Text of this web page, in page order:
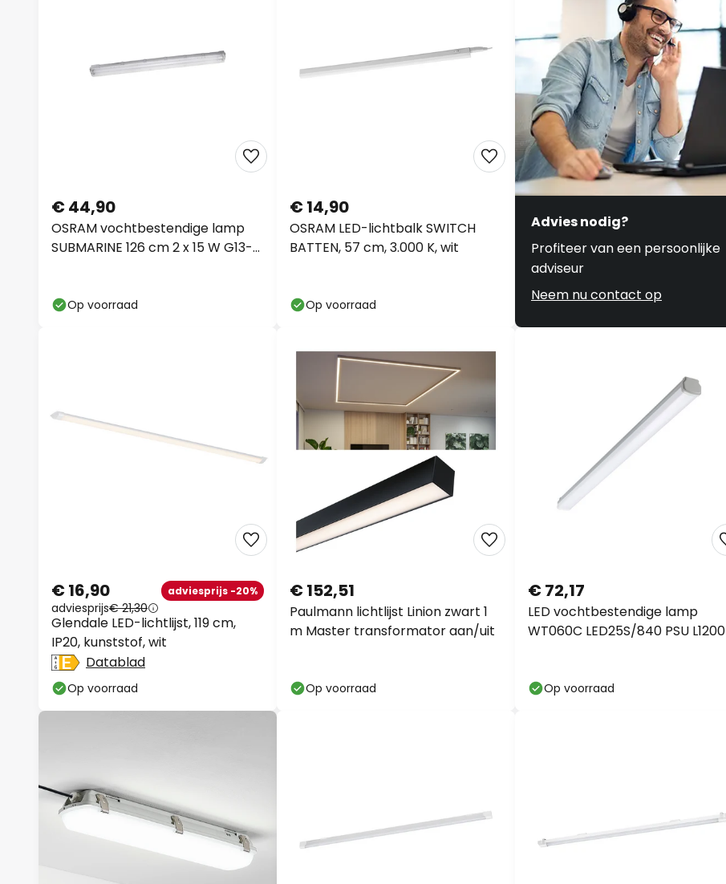
OSRAM vochtbestendige lamp
SUBMARINE 126 cm 2 x 15 W G13-
€ 44,90
Op voorraad
OSRAM LED-lichtbalk SWITCH
BATTEN, 57 cm, 3.000 K, wit
€ 14,90
Op voorraad
Advies nodig?
Profiteer van een persoonlijke
adviseur
Neem nu contact op
Glendale LED-lichtlijst, 119 cm,
IP20, kunststof, wit
€ 16,90 adviesprijs -20%
adviesprijs€ 21,30
Datablad
Op voorraad
Paulmann lichtlijst Linion zwart 1
m Master transformator aan/uit
€ 152,51
Op voorraad
LED vochtbestendige lamp
WT060C LED25S/840 PSU L1200
€ 72,17
Op voorraad